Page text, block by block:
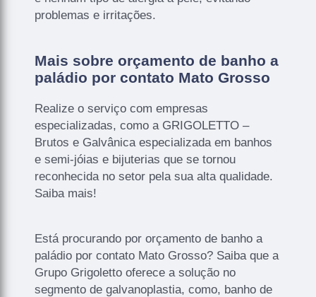
problemas e irritações.
Mais sobre orçamento de banho a
paládio por contato Mato Grosso
Realize o serviço com empresas
especializadas, como a GRIGOLETTO –
Brutos e Galvânica especializada em banhos
e semi-jóias e bijuterias que se tornou
reconhecida no setor pela sua alta qualidade.
Saiba mais!
Está procurando por orçamento de banho a
paládio por contato Mato Grosso? Saiba que a
Grupo Grigoletto oferece a solução no
segmento de galvanoplastia, como, banho de